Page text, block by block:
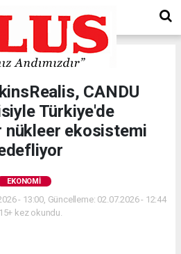
CANDU
Türkiye'de
nükleer ekosistemi
EKONOMI
- 13:00, Güncelleme: 02.07.2026 - 12:44
kez okundu.